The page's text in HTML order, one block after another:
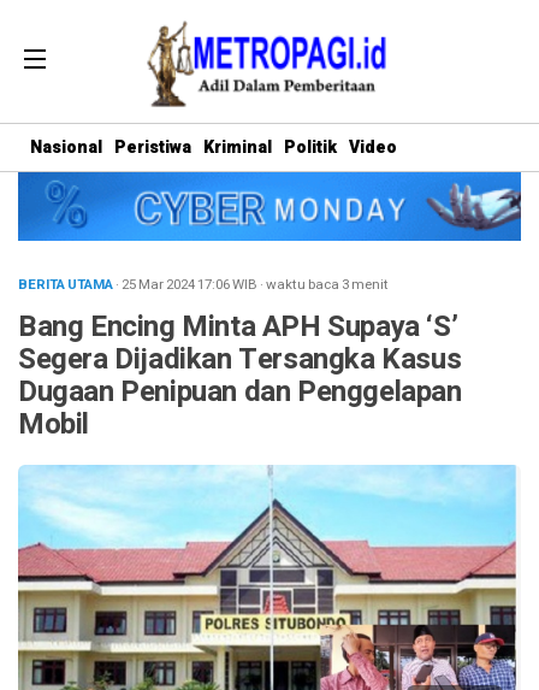
Nasional Peristiwa Kriminal Politik Video
BERITA UTAMA· 25 Mar 202417:06WIB ·waktu baca 3 menit
Bang Encing Minta APH Supaya ‘S’
Segera Dijadikan Tersangka Kasus
Dugaan Penipuan dan Penggelapan
Mobil